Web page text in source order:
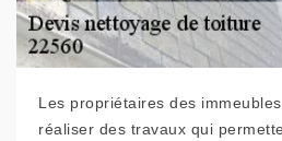
Les propriétaires des
réaliser des travaux qui